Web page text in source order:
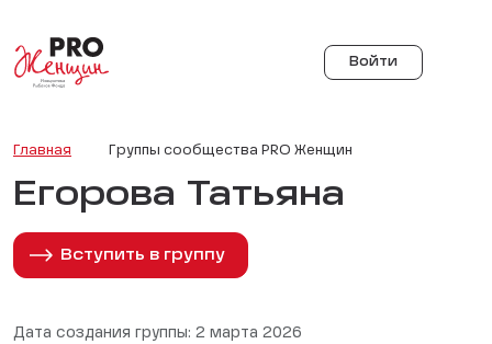
Войти
Главная Группы сообщества PRO Женщин
Егорова Татьяна
Вступить в группу
Дата создания группы: 2 марта 2026